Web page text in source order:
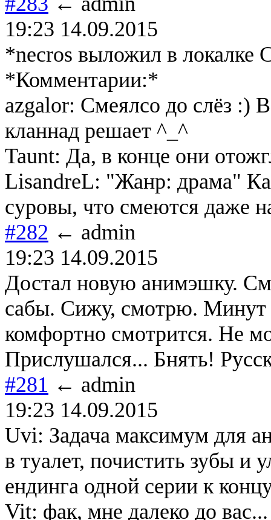
19:23 14.09.2015
*necros выложил в локалке
*Комментарии:*
azgalor: Смеялсо до слёз :)
кланнад решает ^_^
Taunt: Да, в конце они
LisandreL: "Жанр: драма"
суровы, что смеются даже
#282 ← admin
19:23 14.09.2015
Достал новую анимэшку.
сабы. Сижу, смотрю. Минут
комфортно смотрится. Не
Прислушался... Бнять!
#281 ← admin
19:23 14.09.2015
Uvi: Задача максимум для
в туалет, почистить зубы и
ендинга одной серии к
Vit: фак, мне далеко до